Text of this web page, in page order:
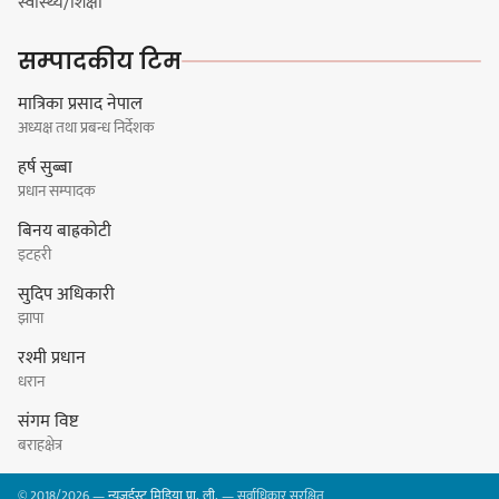
धरानमा सुनसरी उद्योग वाणिज्य
सम्पादकीय टिम
मात्रिका प्रसाद नेपाल
अध्यक्ष तथा प्रबन्ध निर्देशक
हर्ष सुब्बा
प्रधान सम्पादक
बिनय बाह्रकोटी
इटहरी
सुदिप अधिकारी
झापा
रश्मी प्रधान
धरान
संगम विष्ट
बराहक्षेत्र